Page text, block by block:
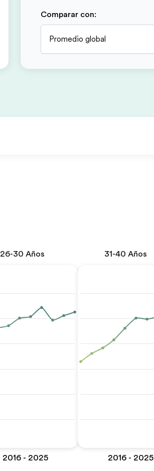
Comparar con:
Promedio global
26-30 Años 31-40 Años
2016 - 2025 2016 - 2025